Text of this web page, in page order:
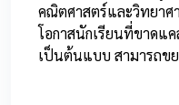
คณิตศาสตร์และวิทยาศ
โอกาสนักเรียนที่ขาด
เป็นต้นแบบ สามารถขย